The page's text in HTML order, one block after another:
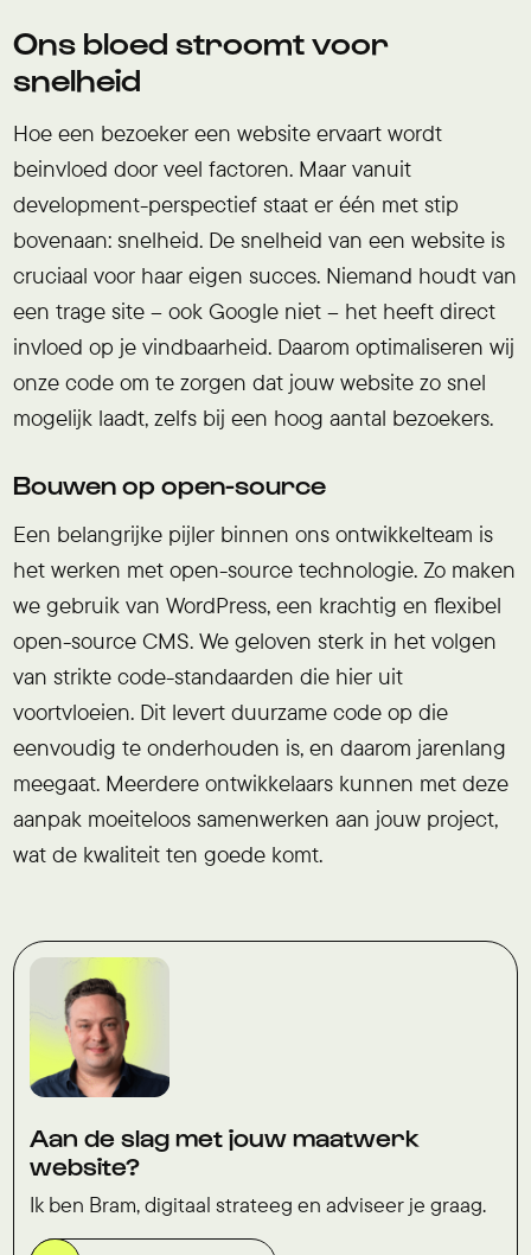
Ons bloed stroomt voor
snelheid
Hoe een bezoeker een website ervaart wordt
beinvloed door veel factoren. Maar vanuit
development-perspectief staat er één met stip
bovenaan: snelheid. De snelheid van een website is
cruciaal voor haar eigen succes. Niemand houdt van
een trage site – ook Google niet – het heeft direct
invloed op je vindbaarheid. Daarom optimaliseren wij
onze code om te zorgen dat jouw website zo snel
mogelijk laadt, zelfs bij een hoog aantal bezoekers.
Bouwen op open-source
Een belangrijke pijler binnen ons ontwikkelteam is
het werken met open-source technologie. Zo maken
we gebruik van WordPress, een krachtig en flexibel
open-source CMS. We geloven sterk in het volgen
van strikte code-standaarden die hier uit
voortvloeien. Dit levert duurzame code op die
eenvoudig te onderhouden is, en daarom jarenlang
meegaat. Meerdere ontwikkelaars kunnen met deze
aanpak moeiteloos samenwerken aan jouw project,
wat de kwaliteit ten goede komt.
Aan de slag met jouw maatwerk
website?
Ik ben Bram, digitaal strateeg en adviseer je graag.